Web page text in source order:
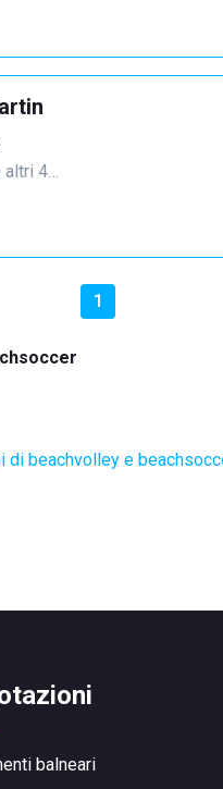
altri 4…
1
di beachvolley e
balneari